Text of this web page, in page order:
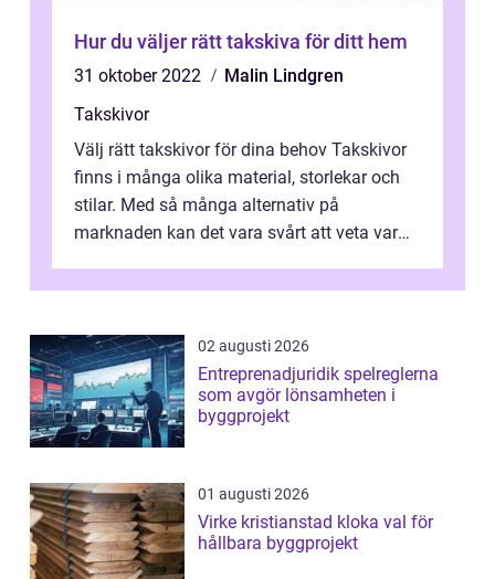
Hur du väljer rätt takskiva för ditt hem
31 oktober 2022
Malin Lindgren
Takskivor
Välj rätt takskivor för dina behov Takskivor
finns i många olika material, storlekar och
stilar. Med så många alternativ på
marknaden kan det vara svårt att veta var
02 augusti 2026
Entreprenadjuridik spelreglerna
som avgör lönsamheten i
byggprojekt
01 augusti 2026
Virke kristianstad kloka val för
hållbara byggprojekt